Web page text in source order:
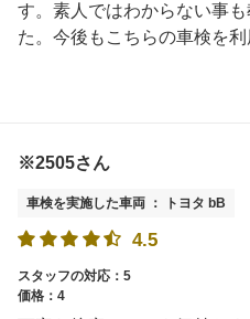
す。素人ではわからない事
た。今後もこちらの車検を利
※2505さん
車検を実施した車両 ： トヨタ bB
4.5
スタッフの対応：5
価格：4